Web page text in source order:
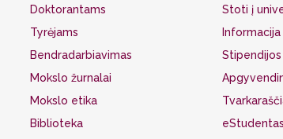
Doktorantams
Tyrėjams
Bendradarbiavimas
Mokslo žurnalai
Mokslo etika
Biblioteka
Stoti į
Stipendijos
eStudentas